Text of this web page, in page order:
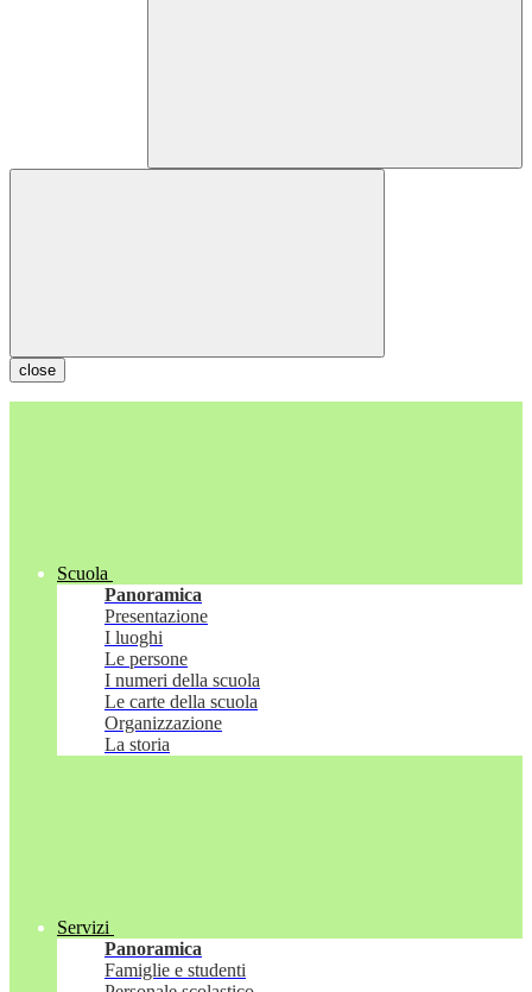
close
Scuola
Panoramica
Presentazione
I luoghi
Le persone
I numeri della scuola
Le carte della scuola
Organizzazione
La storia
Servizi
Panoramica
Famiglie e studenti